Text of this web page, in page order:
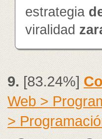
estrategia
viralidad
9.[83.24%]
Web >
>